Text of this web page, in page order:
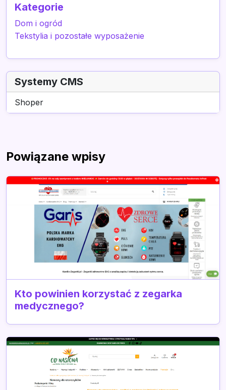
Kategorie
Dom i ogród
Tekstylia i pozostałe wyposażenie
Systemy CMS
Shoper
Powiązane wpisy
Kto powinien korzystać z zegarka
medycznego?